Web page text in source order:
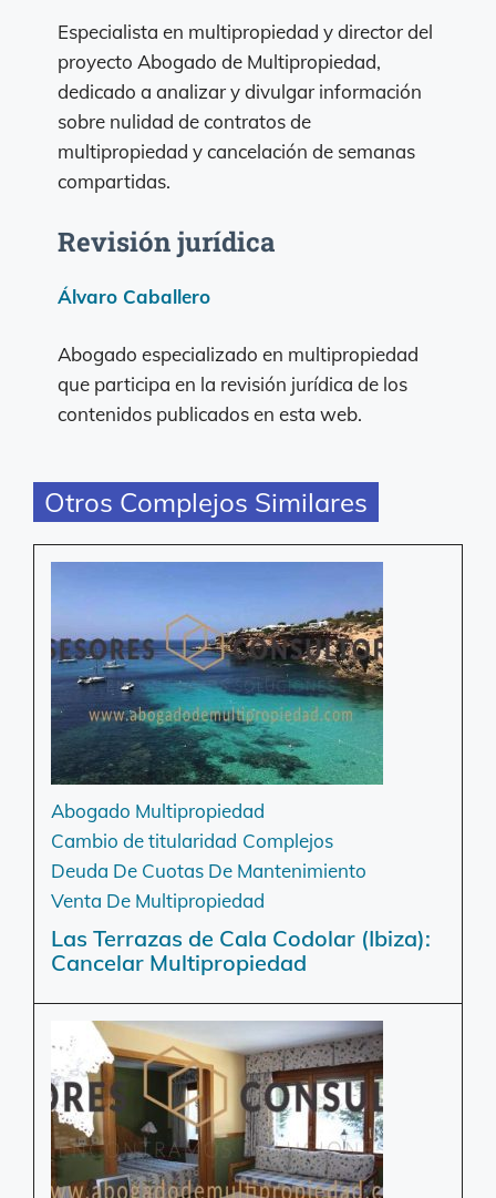
Especialista en multipropiedad y director del
proyecto Abogado de Multipropiedad,
dedicado a analizar y divulgar información
sobre nulidad de contratos de
multipropiedad y cancelación de semanas
compartidas.
Revisión jurídica
Álvaro Caballero
Abogado especializado en multipropiedad
que participa en la revisión jurídica de los
contenidos publicados en esta web.
Otros Complejos Similares
Abogado Multipropiedad
Cambio de titularidad Complejos
Deuda De Cuotas De Mantenimiento
Venta De Multipropiedad
Las Terrazas de Cala Codolar (Ibiza):
Cancelar Multipropiedad